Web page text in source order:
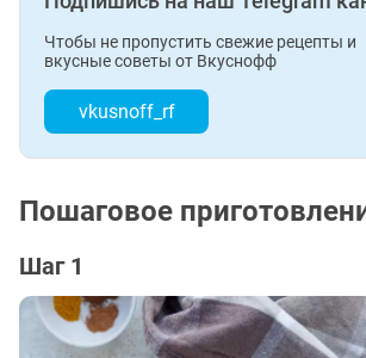
Чтобы не пропустить свежие рецепты и
вкусные советы от Вкуснофф
vkusnoff_rf
Пошаговое
Шаг 1